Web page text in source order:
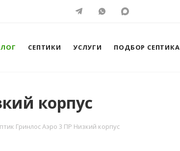
СЕПТИКИ УСЛУГИ ПОДБОР СЕПТИКА
корпус
Гринлос Аэро 3 ПР Низкий корпус